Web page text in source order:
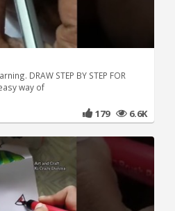
DRAW STEP BY STEP FOR
way of
179 6.6K